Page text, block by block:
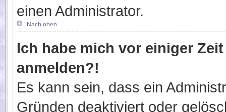
einen Administrator.
Nach oben
Ich habe mich vor einiger
anmelden?!
Es kann sein, dass ein
Gründen deaktiviert oder